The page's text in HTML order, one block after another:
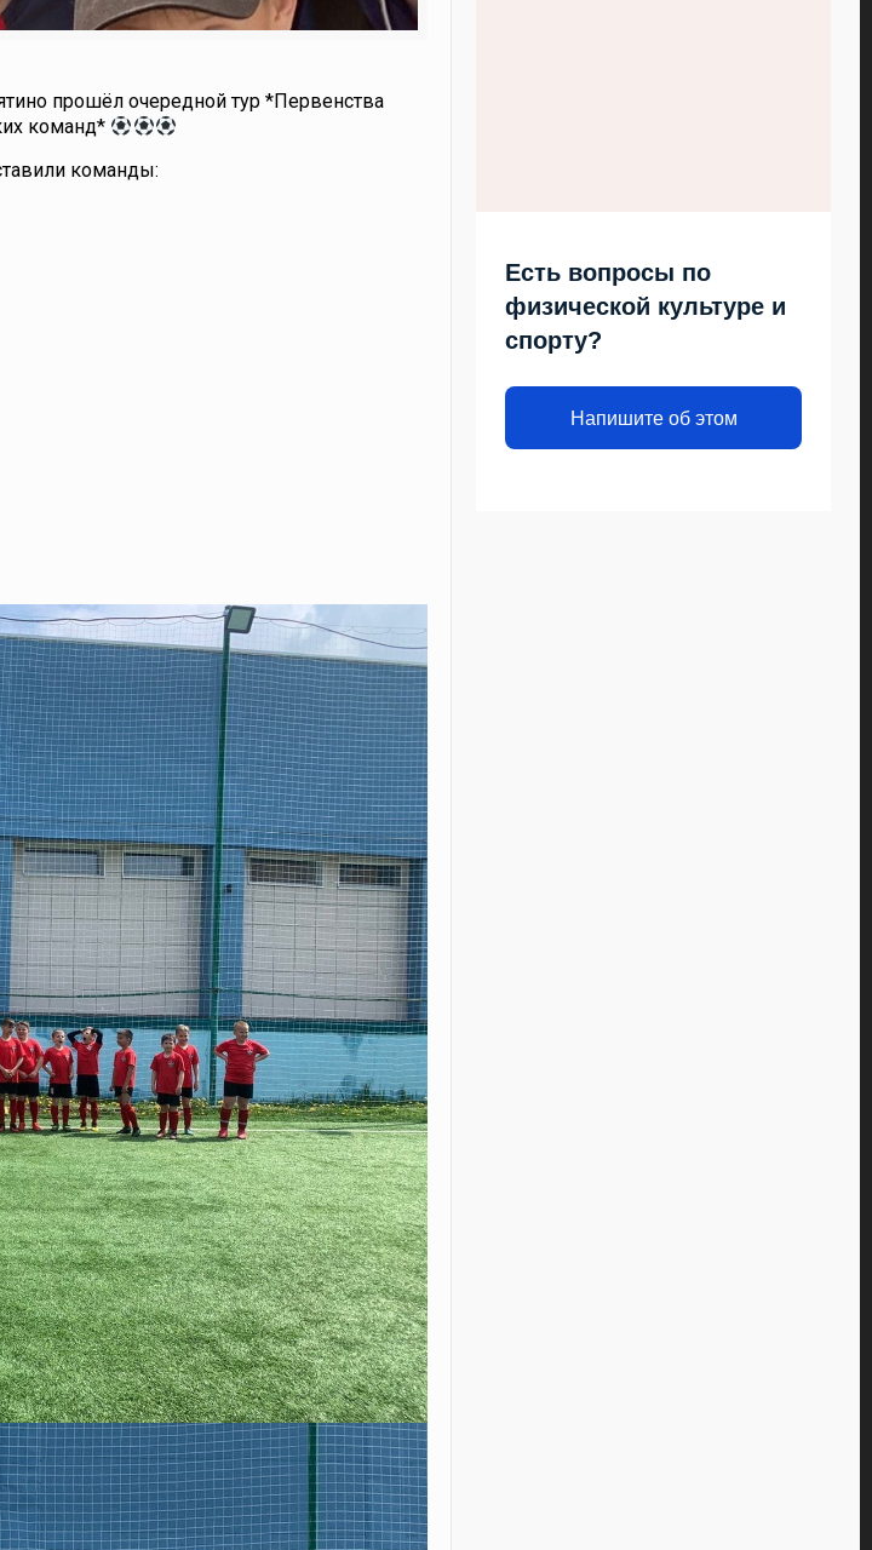
прошёл очередной тур *Первенства
команд*
команды:
Есть вопросы по
физической культуре и
спорту?
Напишите об этом